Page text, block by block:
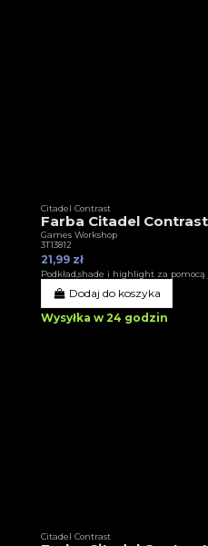
Citadel Contrast
Farba Citadel
Games Workshop
3T13812
21,99 zł
Podkład,shade i highlight za pomocą
Dodaj do koszyka
Wysyłka w 24 godzin
Citadel Contrast